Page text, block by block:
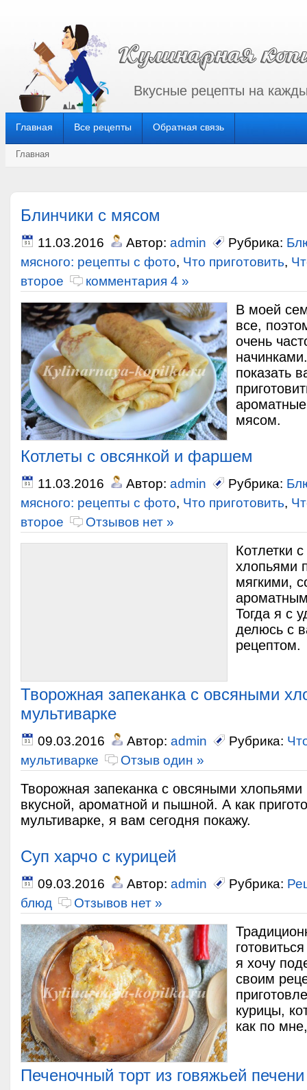
Вкусные рецепты на
Главная Все рецепты Обратная связь
Главная
Блинчики с мясом
11.03.2016 Автор: admin Рубрика:
мясного: рецепты с фото, Что приготовить,
второе
комментария 4 »
В моей
все,
очень
показать
мясом.
Котлеты с овсянкой и фаршем
11.03.2016 Автор: admin Рубрика:
мясного: рецепты с фото, Что приготовить,
второе
Отзывов нет »
Котлетки
хлопьями
мягкими,
Тогда я с
делюсь с
рецептом.
Творожная запеканка с овсяными
мультиварке
09.03.2016 Автор: admin Рубрика:
мультиварке
Отзыв один »
Творожная запеканка с овсяными хлопьями
вкусной, ароматной и пышной. А как
мультиварке, я вам сегодня покажу.
Суп харчо с курицей
09.03.2016 Автор: admin Рубрика:
блюд
Отзывов нет »
я хочу
своим
курицы,
как по
Печеночный торт из говяжьей печени